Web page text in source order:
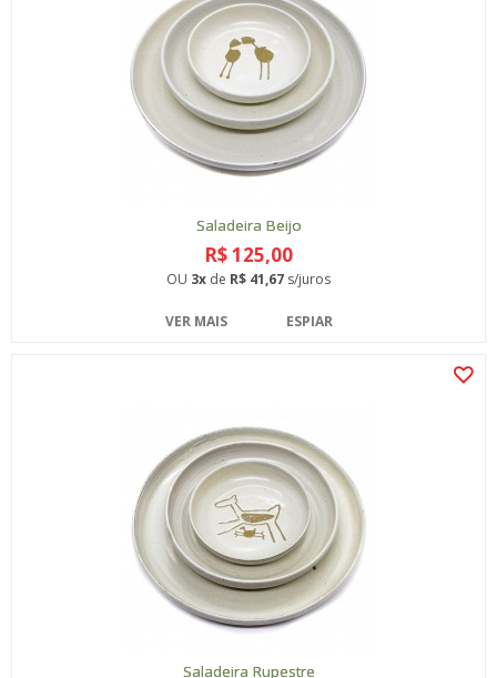
Saladeira Beijo
R$ 125,00
OU 3x de R$ 41,67 s/juros
VER MAIS ESPIAR
Saladeira Rupestre